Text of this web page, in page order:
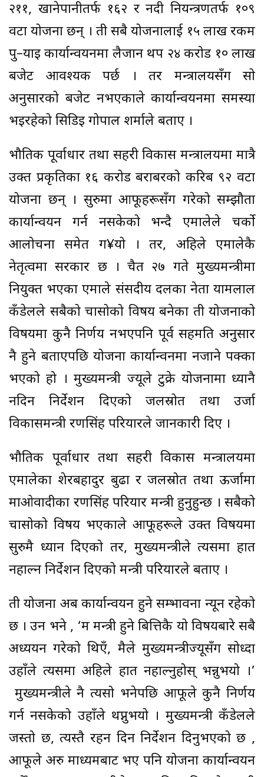
२११, खानेपानीतर्फ १६२ र नदी नियन्त्रणतर्फ १०९
वटा योजना छन् । ती सबै योजनालाई १५ लाख रकम
पु–याइ कार्यान्वयनमा लैजान थप २४ करोड १० लाख
बजेट आवश्यक पर्छ । तर मन्त्रालयसँग सो
अनुसारको बजेट नभएकाले कार्यान्वयनमा समस्या
भइरहेको सिडिइ गोपाल शर्माले बताए ।
भौतिक पूर्वाधार तथा सहरी विकास मन्त्रालयमा मात्रै
उक्त प्रकृतिका १६ करोड बराबरको करिब ९२ वटा
योजना छन् । सुरुमा आफूहरूसँग गरेको सम्झौता
कार्यान्वयन गर्न नसकेको भन्दै एमालेले चर्को
आलोचना समेत ग¥यो । तर, अहिले एमालेकै
नेतृत्वमा सरकार छ । चैत २७ गते मुख्यमन्त्रीमा
नियुक्त भएका एमाले संसदीय दलका नेता यामलाल
कँडेलले सबैको चासोको विषय बनेका ती योजनाको
विषयमा कुनै निर्णय नभएपनि पूर्व सहमति अनुसार
नै हुने बताएपछि योजना कार्यान्वनमा नजाने पक्का
भएको हो । मुख्यमन्त्री ज्यूले टुक्रे योजनामा ध्यानै
नदिन निर्देशन दिएको जलस्रोत तथा उर्जा
विकासमन्त्री रणसिंह परियारले जानकारी दिए ।
भौतिक पूर्वाधार तथा सहरी विकास मन्त्रालयमा
एमालेका शेरबहादुर बुढा र जलस्रोत तथा ऊर्जामा
माओवादीका रणसिंह परियार मन्त्री हुनुहुन्छ । सबैको
चासोको विषय भएकाले आफूहरूले उक्त विषयमा
सुरुमै ध्यान दिएको तर, मुख्यमन्त्रीले त्यसमा हात
नहाल्न निर्देशन दिएको मन्त्री परियारले बताए ।
ती योजना अब कार्यान्वयन हुने सम्भावना न्यून रहेको
छ । उन भने , ‘म मन्त्री हुने बित्तिकै यो विषयबारे सबै
अध्ययन गरेको थिएँ, मैले मुख्यमन्त्रीज्यूसँग सोध्दा
उहाँले त्यसमा अहिले हात नहाल्नुहोस् भन्नुभयो ।’
मुख्यमन्त्रीले नै त्यसो भनेपछि आफूले कुनै निर्णय
गर्न नसकेको उहाँले थप्नुभयो । मुख्यमन्त्री कँडेलले
जस्तो छ, त्यस्तै रहन दिन निर्देशन दिनुभएको छ ,
आफूले अरु माध्यमबाट भए पनि योजना कार्यान्वयन